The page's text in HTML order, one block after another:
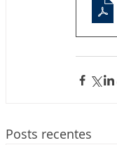
Posts recentes